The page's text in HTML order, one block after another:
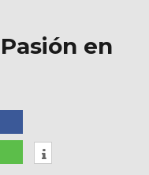
de
en